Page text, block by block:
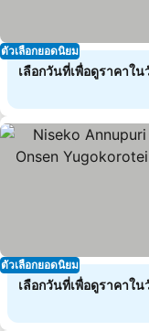
ตัวเลือกยอดนิยม
เลือกวันที่เพื่อดูราคาใ
ตัวเลือกยอดนิยม
เลือกวันที่เพื่อดูราคาใ